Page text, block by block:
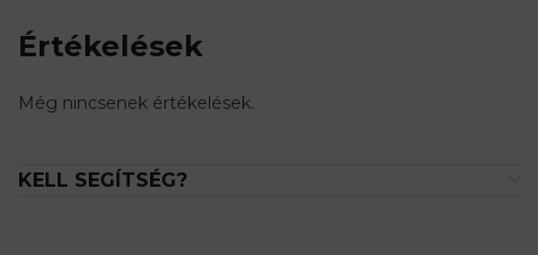
Értékelések
Még nincsenek értékelések.
KELL SEGÍTSÉG?